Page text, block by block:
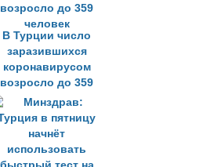
В Турции число
заразившихся
коронавирусом
возросло до 359
человек